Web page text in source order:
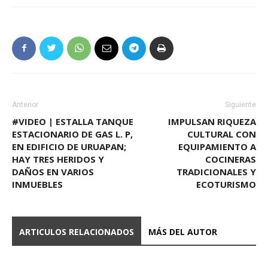
Anterior
#VIDEO | ESTALLA TANQUE
ESTACIONARIO DE GAS L. P,
EN EDIFICIO DE URUAPAN;
HAY TRES HERIDOS Y
DAÑOS EN VARIOS
INMUEBLES
Siguiente
IMPULSAN RIQUEZA
CULTURAL CON
EQUIPAMIENTO A
COCINERAS
TRADICIONALES Y
ECOTURISMO
ARTICULOS RELACIONADOS MÁS DEL AUTOR